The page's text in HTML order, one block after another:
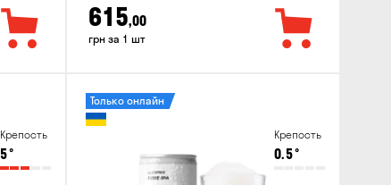
615,00
грн за 1 шт
Крепость
5°
Крепость
0.5°
Только онлайн